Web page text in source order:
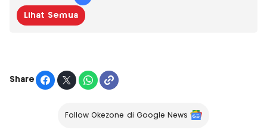
Lihat Semua
Share
Follow Okezone di Google News